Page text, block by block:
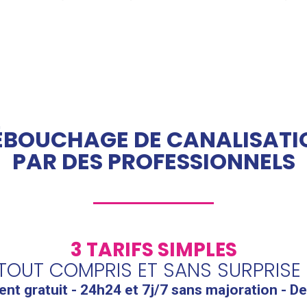
DE
PAR DES PROFESSIONNELS
3 TARIFS SIMPLES
COMPRIS ET SANS SURPRISE
gratuit - 24h24 et 7j/7 sans majoration -